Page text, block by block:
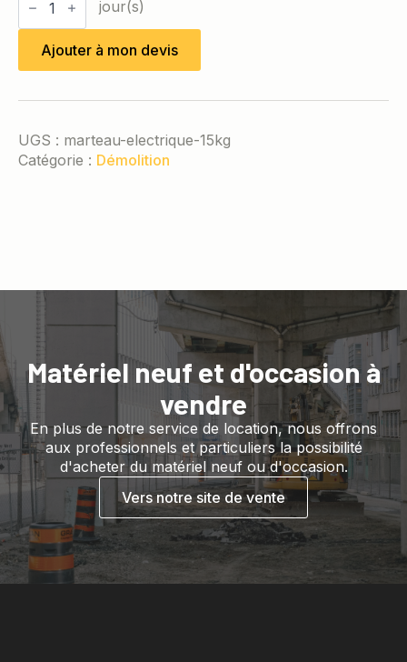
de
électrique
15kgAjouter à mon devis
UGS : marteau-electrique-15kg
Catégorie : Démolition
Matériel neuf et d'occasion à
vendre
En plus de notre service de location, nous offrons
aux professionnels et particuliers la possibilité
d'acheter du matériel neuf ou d'occasion.
Vers notre site de vente